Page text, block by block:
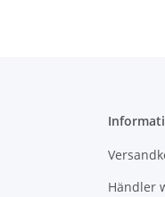
Händler